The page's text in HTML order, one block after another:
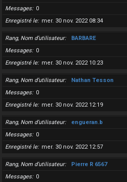
Messages
0
Enregistré le
mer. 30 nov. 2022 08:34
Rang, Nom d’utilisateur
BARBARE
Messages
0
Enregistré le
mer. 30 nov. 2022 10:23
Rang, Nom d’utilisateur
Nathan Tesson
Messages
0
Enregistré le
mer. 30 nov. 2022 12:19
Rang, Nom d’utilisateur
engueran.b
Messages
0
Enregistré le
mer. 30 nov. 2022 12:57
Rang, Nom d’utilisateur
Pierre R 6567
Messages
0